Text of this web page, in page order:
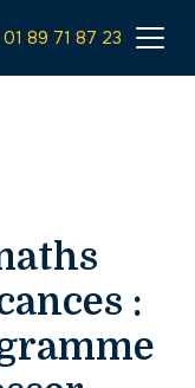
01 89 71 87 23
: